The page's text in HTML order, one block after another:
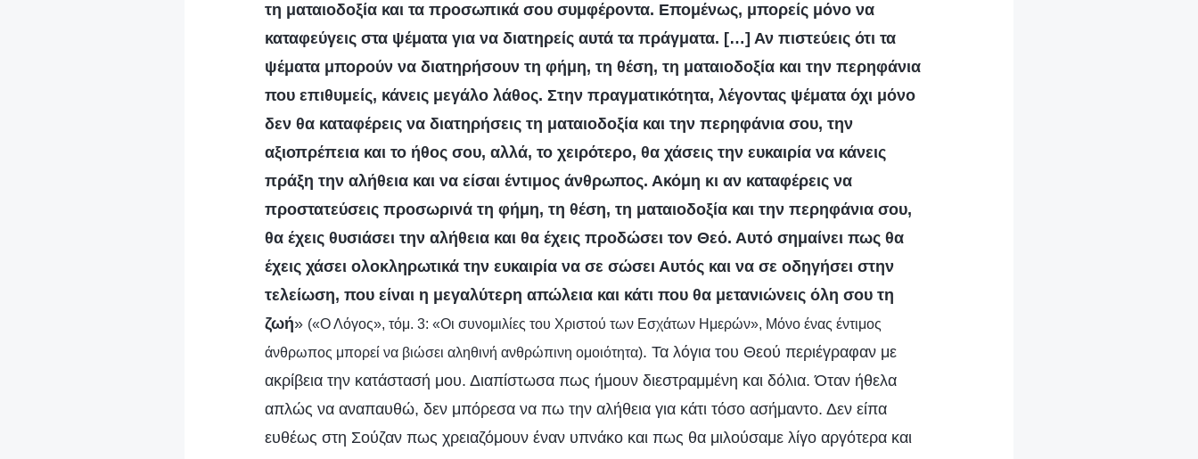
τη ματαιοδοξία και τα προσωπικά σου συμφέροντα. Επομένως, μπορείς μόνο να
καταφεύγεις στα ψέματα για να διατηρείς αυτά τα πράγματα. […] Αν πιστεύεις ότι τα
ψέματα μπορούν να διατηρήσουν τη φήμη, τη θέση, τη ματαιοδοξία και την περηφάνια
που επιθυμείς, κάνεις μεγάλο λάθος. Στην πραγματικότητα, λέγοντας ψέματα όχι μόνο
δεν θα καταφέρεις να διατηρήσεις τη ματαιοδοξία και την περηφάνια σου, την
αξιοπρέπεια και το ήθος σου, αλλά, το χειρότερο, θα χάσεις την ευκαιρία να κάνεις
πράξη την αλήθεια και να είσαι έντιμος άνθρωπος. Ακόμη κι αν καταφέρεις να
προστατεύσεις προσωρινά τη φήμη, τη θέση, τη ματαιοδοξία και την περηφάνια σου,
θα έχεις θυσιάσει την αλήθεια και θα έχεις προδώσει τον Θεό. Αυτό σημαίνει πως θα
έχεις χάσει ολοκληρωτικά την ευκαιρία να σε σώσει Αυτός και να σε οδηγήσει στην
τελείωση, που είναι η μεγαλύτερη απώλεια και κάτι που θα μετανιώνεις όλη σου τη
ζωή» («Ο Λόγος», τόμ. 3: «Οι συνομιλίες του Χριστού των Εσχάτων Ημερών», Μόνο ένας έντιμος
άνθρωπος μπορεί να βιώσει αληθινή ανθρώπινη ομοιότητα). Τα λόγια του Θεού περιέγραφαν με
ακρίβεια την κατάστασή μου. Διαπίστωσα πως ήμουν διεστραμμένη και δόλια. Όταν ήθελα
απλώς να αναπαυθώ, δεν μπόρεσα να πω την αλήθεια για κάτι τόσο ασήμαντο. Δεν είπα
ευθέως στη Σούζαν πως χρειαζόμουν έναν υπνάκο και πως θα μιλούσαμε λίγο αργότερα και